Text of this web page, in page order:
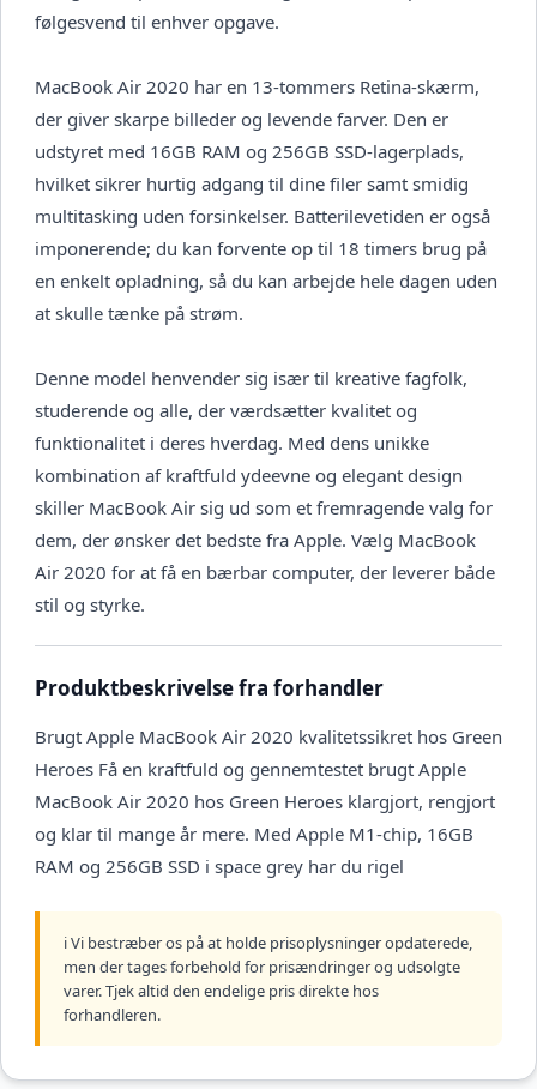
følgesvend til enhver opgave.
MacBook Air 2020 har en 13-tommers Retina-skærm,
der giver skarpe billeder og levende farver. Den er
udstyret med 16GB RAM og 256GB SSD-lagerplads,
hvilket sikrer hurtig adgang til dine filer samt smidig
multitasking uden forsinkelser. Batterilevetiden er også
imponerende; du kan forvente op til 18 timers brug på
en enkelt opladning, så du kan arbejde hele dagen uden
at skulle tænke på strøm.
Denne model henvender sig især til kreative fagfolk,
studerende og alle, der værdsætter kvalitet og
funktionalitet i deres hverdag. Med dens unikke
kombination af kraftfuld ydeevne og elegant design
skiller MacBook Air sig ud som et fremragende valg for
dem, der ønsker det bedste fra Apple. Vælg MacBook
Air 2020 for at få en bærbar computer, der leverer både
stil og styrke.
Produktbeskrivelse fra forhandler
Brugt Apple MacBook Air 2020 kvalitetssikret hos Green
Heroes Få en kraftfuld og gennemtestet brugt Apple
MacBook Air 2020 hos Green Heroes klargjort, rengjort
og klar til mange år mere. Med Apple M1-chip, 16GB
RAM og 256GB SSD i space grey har du rigel
ℹ️ Vi bestræber os på at holde prisoplysninger opdaterede,
men der tages forbehold for prisændringer og udsolgte
varer. Tjek altid den endelige pris direkte hos
forhandleren.